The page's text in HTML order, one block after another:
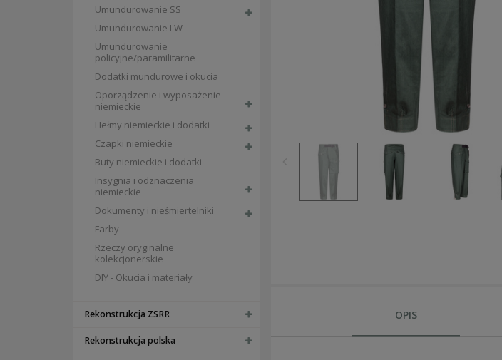
Umundurowanie SS
Umundurowanie LW
Umundurowanie
policyjne/paramilitarne
Dodatki mundurowe i okucia
Oporządzenie i wyposażenie
niemieckie
Hełmy niemieckie i dodatki
Czapki niemieckie
Buty niemieckie i dodatki
Insygnia i odznaczenia
niemieckie
Dokumenty i nieśmiertelniki
Farby
Rzeczy oryginalne
kolekcjonerskie
DIY - Okucia i materiały
Rekonstrukcja ZSRR
Rekonstrukcja polska
OPIS